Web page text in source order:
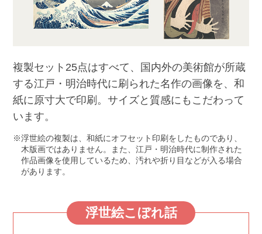
複製セット25点はすべて、国内外の美術館が所蔵
する江戸・明治時代に刷られた名作の画像を、和
紙に原寸大で印刷。サイズと質感にもこだわって
います。
浮世絵の複製は、和紙にオフセット印刷をしたものであり、
木版画ではありません。また、江戸・明治時代に制作された
作品画像を使用しているため、汚れや折り目などが入る場合
があります。
浮世絵こぼれ話